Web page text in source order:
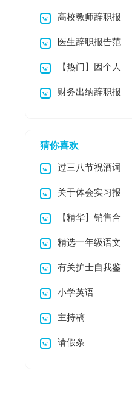
告15篇高校教师辞职报
告15篇医生辞职报告范
文 【热门】因个人
原因的辞职报告四篇
财务出纳辞职报
猜你喜欢
过三八节祝酒词
（精选5篇）
关于体会实习报
告8篇 【精华】销售合
同合集9篇
精选一年级语文
教学总结范文锦集六
篇
有关护士自我鉴
定模板集锦五篇
小学英语
主持稿
请假条